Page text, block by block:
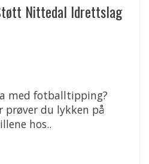
Nittedal Idrettslag
med fotballtipping?
prøver du lykken på
hos..